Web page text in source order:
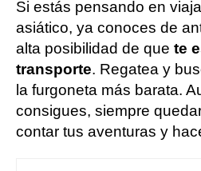
Si estás pensando en
asiático, ya conoces de
alta posibilidad de que te
transporte. Regatea y
la furgoneta más barata.
consigues, siempre
contar tus aventuras y